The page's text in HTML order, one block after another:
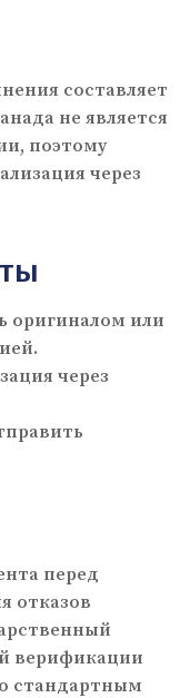
составляет
не является
поэтому
через
оригиналом или
через
перед
отказов
верификации
стандартным